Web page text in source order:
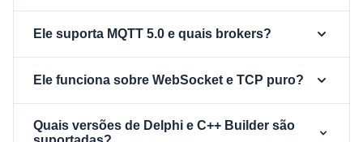
atribua à sua propriedadeClientum
(para MQTT sobre
WebSocket) ou use o transporte MQTT TCP
nativo, defina Authentication, conecte
OnMQTTConnect e OnMQTTPublish e, em
Ele suporta MQTT 5.0 e quais brokers?
quanto para MQTT 5.0, incluindo aliases de
tópico, assinaturas compartilhadas,
request/response, enhanced auth e toda a
Ele funciona sobre WebSocket e TCP puro?
propriedadeClient para executar MQTT sobre
Quais versões de Delphi e C++ Builder são